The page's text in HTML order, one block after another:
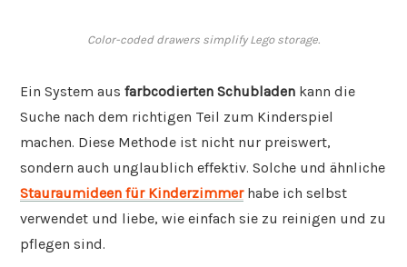
Color-coded drawers simplify Lego storage.
Ein System aus farbcodierten Schubladen kann die
Suche nach dem richtigen Teil zum Kinderspiel
machen. Diese Methode ist nicht nur preiswert,
sondern auch unglaublich effektiv. Solche und ähnliche
Stauraumideen für Kinderzimmerhabe ich selbst
verwendet und liebe, wie einfach sie zu reinigen und zu
pflegen sind.